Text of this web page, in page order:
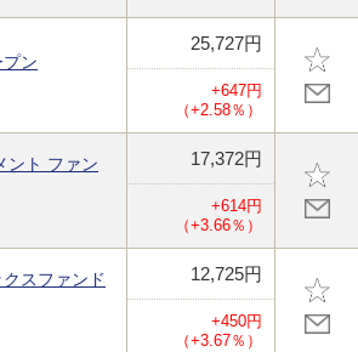
ン
25,727円
+647円
（+2.58％）
ント ファン
17,372円
+614円
（+3.66％）
スファンド
12,725円
+450円
（+3.67％）